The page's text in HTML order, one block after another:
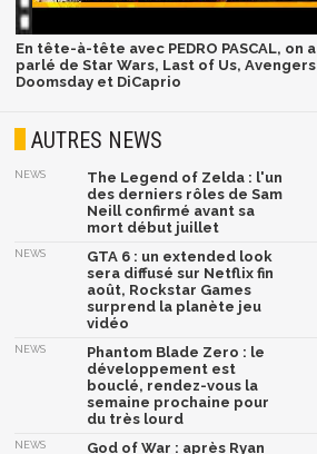
En tête-à-tête avec PEDRO PASCAL, on a
parlé de Star Wars, Last of Us, Avengers
Doomsday et DiCaprio
AUTRES NEWS
NEWS
The Legend of Zelda : l'un
des derniers rôles de Sam
Neill confirmé avant sa
mort début juillet
NEWS
GTA 6 : un extended look
sera diffusé sur Netflix fin
août, Rockstar Games
surprend la planète jeu
vidéo
NEWS
Phantom Blade Zero : le
développement est
bouclé, rendez-vous la
semaine prochaine pour
du très lourd
NEWS God of War : après Ryan